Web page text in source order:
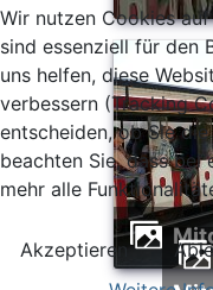
Wir nutzen Cookies
sind essenziell für den
uns helfen, diese
verbessern (Tracking
entscheiden, ob Sie
beachten Sie, dass bei
mehr alle
Akzeptieren